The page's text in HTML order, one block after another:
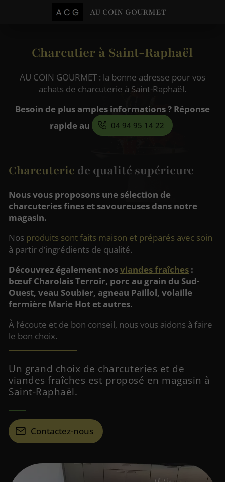
AU COIN GOURMET
Charcutier à Saint-Raphaël
AU COIN GOURMET : la bonne adresse pour vos
achats de charcuterie à Saint-Raphaël.
Besoin de plus amples informations ? Réponse
rapide au
04 94 95 14 22
Charcuterie de qualité supérieure
Nous vous proposons une sélection de
charcuteries fines et savoureuses dans notre
magasin.
Nos produits sont faits maison et préparés avec soin
à partir d’ingrédients de qualité.
Découvrez également nosviandes fraîches :
bœuf Charolais Terroir, porc au grain du Sud-
Ouest, veau Soubier, agneau Paillol, volaille
fermière Marie Hot et autres.
À l’écoute et de bon conseil, nous vous aidons à faire
le bon choix.
Un grand choix de charcuteries et de
viandes fraîches est proposé en magasin à
Saint-Raphaël.
Contactez-nous